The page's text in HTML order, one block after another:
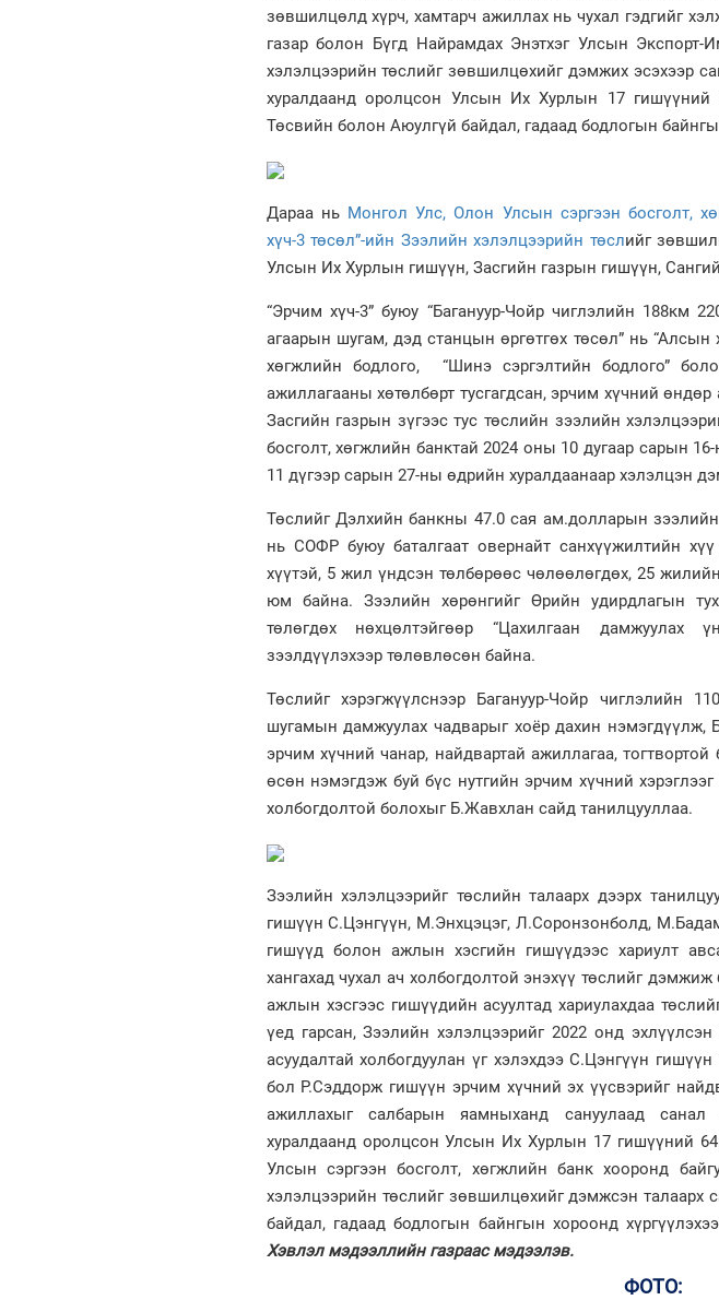
зөвшилцөлд хүрч, хамтарч ажиллах нь чухал гэдгийг
газар болон Бүгд Найрамдах Энэтхэг Улсын Экспорт-
хэлэлцээрийн төслийг зөвшилцөхийг дэмжих эсэхээр
хуралдаанд оролцсон Улсын Их Хурлын 17
Төсвийн болон Аюулгүй байдал, гадаад бодлогын
Дараа нь Монгол Улс, Олон Улсын сэргээн босголт,
хүч-3 төсөл”-ийн Зээлийн хэлэлцээрийн төслийг
Улсын Их Хурлын гишүүн, Засгийн газрын гишүүн,
“Эрчим хүч-3” буюу “Багануур-Чойр чиглэлийн 188км
агаарын шугам, дэд станцын өргөтгөх төсөл” нь “Алсын
хөгжлийн бодлого, “Шинэ сэргэлтийн бодлого”
ажиллагааны хөтөлбөрт тусгагдсан, эрчим хүчний өндөр
Засгийн газрын зүгээс тус төслийн зээлийн
босголт, хөгжлийн банктай 2024 оны 10 дугаар сарын
11 дүгээр сарын 27-ны өдрийн хуралдаанаар хэлэлцэн
Төслийг Дэлхийн банкны 47.0 сая ам.долларын зээлийн
нь СОФР буюу баталгаат овернайт санхүүжилтийн
хүүтэй, 5 жил үндсэн төлбөрөөс чөлөөлөгдөх, 25
юм байна. Зээлийн хөрөнгийг Өрийн удирдлагын
төлөгдөх нөхцөлтэйгөөр “Цахилгаан дамжуулах
зээлдүүлэхээр төлөвлөсөн байна.
Төслийг хэрэгжүүлснээр Багануур-Чойр чиглэлийн
шугамын дамжуулах чадварыг хоёр дахин нэмэгдүүлж,
эрчим хүчний чанар, найдвартай ажиллагаа,
өсөн нэмэгдэж буй бүс нутгийн эрчим хүчний
холбогдолтой болохыг Б.Жавхлан сайд танилцууллаа.
Зээлийн хэлэлцээрийг төслийн талаарх дээрх
гишүүн С.Цэнгүүн, М.Энхцэцэг, Л.Соронзонболд,
гишүүд болон ажлын хэсгийн гишүүдээс хариулт
хангахад чухал ач холбогдолтой энэхүү төслийг
ажлын хэсгээс гишүүдийн асуултад хариулахдаа
үед гарсан, Зээлийн хэлэлцээрийг 2022 онд
асуудалтай холбогдуулан үг хэлэхдээ С.Цэнгүүн
бол Р.Сэддорж гишүүн эрчим хүчний эх үүсвэрийг
ажиллахыг салбарын яамныханд сануулаад
хуралдаанд оролцсон Улсын Их Хурлын 17 гишүүний
Улсын сэргээн босголт, хөгжлийн банк хооронд
хэлэлцээрийн төслийг зөвшилцөхийг дэмжсэн талаарх
байдал, гадаад бодлогын байнгын хороонд
Хэвлэл мэдээллийн газраас мэдээлэв.
ФОТО: